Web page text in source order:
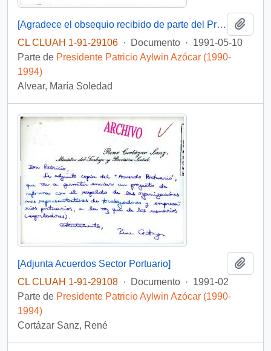
[Agradece el obsequio recibido de parte del Presidente]
CL CLUAH 1-91-29106 · Documento · 1991-05-10
Parte de Presidente Patricio Aylwin Azócar (1990-
1994)
Alvear, María Soledad
[Adjunta Acuerdos Sector Portuario]
CL CLUAH 1-91-29108 · Documento · 1991-02
Parte de Presidente Patricio Aylwin Azócar (1990-
1994)
Cortázar Sanz, René